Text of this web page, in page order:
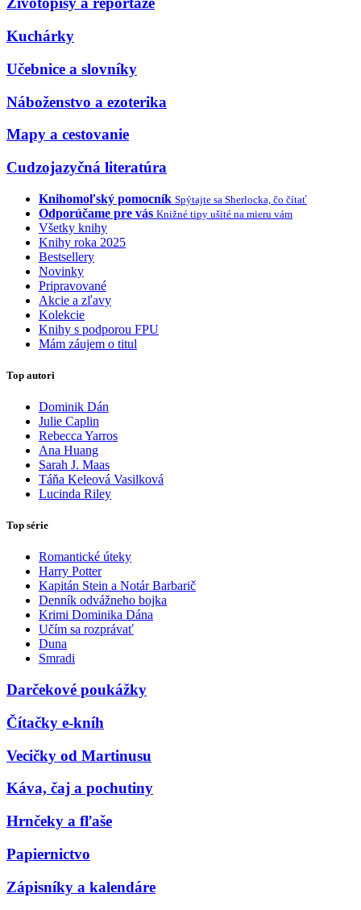
Kuchárky
Učebnice a slovníky
Náboženstvo a ezoterika
Mapy a cestovanie
Cudzojazyčná literatúra
Knihomoľský pomocník Spýtajte sa Sherlocka, čo čítať
Odporúčame pre vás Knižné tipy ušité na mieru vám
Všetky knihy
Knihy roka 2025
Bestsellery
Novinky
Pripravované
Akcie a zľavy
Kolekcie
Knihy s podporou FPU
Mám záujem o titul
Top autori
Dominik Dán
Julie Caplin
Rebecca Yarros
Ana Huang
Sarah J. Maas
Táňa Keleová Vasilková
Lucinda Riley
Top série
Romantické úteky
Harry Potter
Kapitán Stein a Notár Barbarič
Denník odvážneho bojka
Krimi Dominika Dána
Učím sa rozprávať
Duna
Smradi
Darčekové poukážky
Čítačky e-kníh
Vecičky od Martinusu
Káva, čaj a pochutiny
Hrnčeky a fľaše
Papiernictvo
Zápisníky a kalendáre